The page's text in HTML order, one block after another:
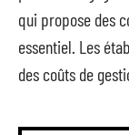
qui propose des
essentiel. Les
des coûts de